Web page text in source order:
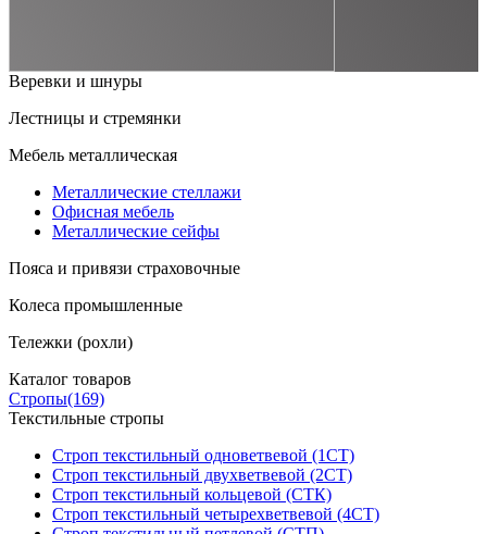
Веревки и шнуры
Лестницы и стремянки
Мебель металлическая
Металлические стеллажи
Офисная мебель
Металлические сейфы
Пояса и привязи страховочные
Колеса промышленные
Тележки (рохли)
Каталог товаров
Стропы(169)
Текстильные стропы
Строп текстильный одноветвевой (1СТ)
Строп текстильный двухветвевой (2СТ)
Строп текстильный кольцевой (СТК)
Строп текстильный четырехветвевой (4СТ)